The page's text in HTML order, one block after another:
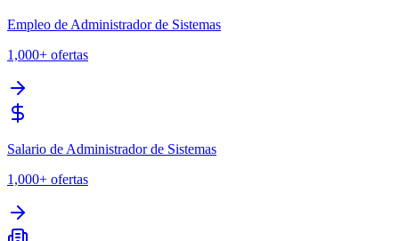
Empleo de Administrador de Sistemas
1,000+ ofertas
Salario de Administrador de Sistemas
1,000+ ofertas